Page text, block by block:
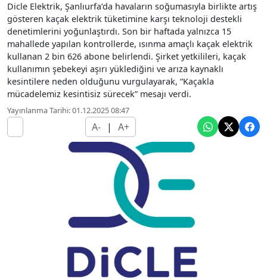
Dicle Elektrik, Şanlıurfa’da havaların soğumasıyla birlikte artış
gösteren kaçak elektrik tüketimine karşı teknoloji destekli
denetimlerini yoğunlaştırdı. Son bir haftada yalnızca 15
mahallede yapılan kontrollerde, ısınma amaçlı kaçak elektrik
kullanan 2 bin 626 abone belirlendi. Şirket yetkilileri, kaçak
kullanımın şebekeyi aşırı yüklediğini ve arıza kaynaklı
kesintilere neden olduğunu vurgulayarak, “Kaçakla
mücadelemiz kesintisiz sürecek” mesajı verdi.
Yayınlanma Tarihi: 01.12.2025 08:47
A- | A+